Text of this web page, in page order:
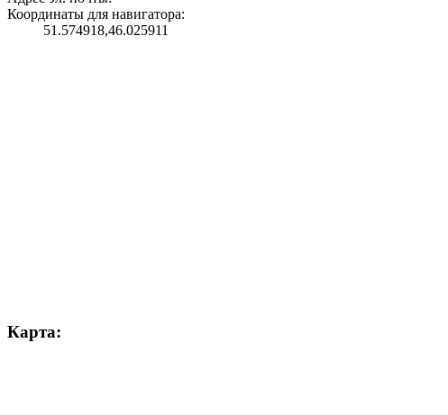
Координаты для навигатора:
51.574918,46.025911
Карта: